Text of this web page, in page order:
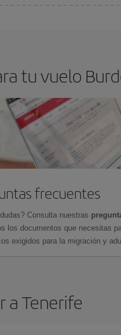
tu vuelo
frecuentes
Consulta nuestras
los documentos que necesitas
exigidos para la migración y
a Tenerife